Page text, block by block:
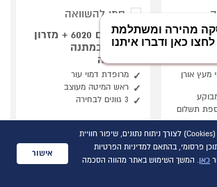
מיטה מעוצבת 7048 + 2
מבית
מעץ אורן
תשלום
סמן להשוואה
מיטה דגם 6020 + מזרון
קפיצים במתנה
אולימפיה
מרופדת דמוי עור
ראש המיטה מעוצב
3 גוונים לבחירה
קנה עכשיו ב- 1,130
למידע ורכישה
אתר זה משתמש בעוגיות (Cookies) לצורך ניתוח נתונים, שיפור חוויית
פרסומי, בהתאם למדיניות הפרטיות
כאן. המשך השימוש באתר מהווה הסכמה
אישור